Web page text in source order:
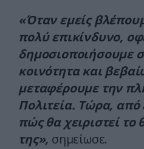
«Όταν εμείς
πολύ επικίνδυνο,
δημοσιοποιήσουμε
κοινότητα και
μεταφέρουμε την
Πολιτεία. Τώρα, από
πώς θα χειριστεί το
της», σημείωσε.